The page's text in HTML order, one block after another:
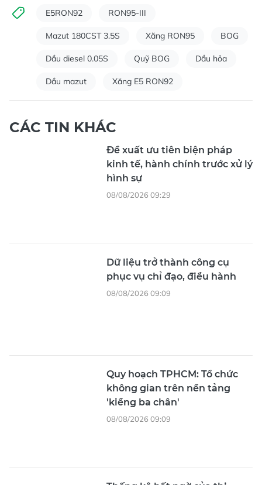
E5RON92 RON95-III
Mazut 180CST 3.5S Xăng RON95 BOG
Dầu diesel 0.05S Quỹ BOG Dầu hỏa
Dầu mazut Xăng E5 RON92
CÁC TIN KHÁC
Đề xuất ưu tiên biện pháp
kinh tế, hành chính trước xử lý
hình sự
08/08/2026 09:29
Dữ liệu trở thành công cụ
phục vụ chỉ đạo, điều hành
08/08/2026 09:09
Quy hoạch TPHCM: Tổ chức
không gian trên nền tảng
'kiềng ba chân'
08/08/2026 09:09